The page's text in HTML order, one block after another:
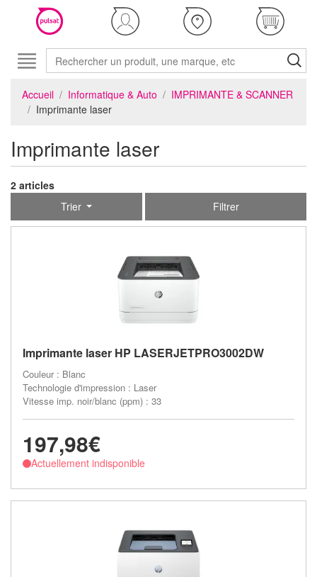
Accueil Informatique & Auto
IMPRIMANTE & SCANNER
Imprimante laser
Imprimante laser
2 articles
Trier
Filtrer
Imprimante laser HP LASERJETPRO3002DW
Couleur : Blanc
Technologie d'impression : Laser
Vitesse imp. noir/blanc (ppm) : 33
197,98€
Actuellement indisponible